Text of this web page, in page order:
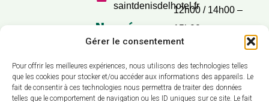
Gérer le consentement
Pour offrir les meilleures expériences, nous utilisons des technologies telles
que les cookies pour stocker et/ou accéder aux informations des appareils. Le
fait de consentir à ces technologies nous permettra de traiter des données
telles que le comportement de navigation ou les ID uniques sur ce site. Le fait
saintdenisdelhotel.fr
Nos réseaux
sociaux
12h00 / 14h00 –
15h00
Samedi
12h00